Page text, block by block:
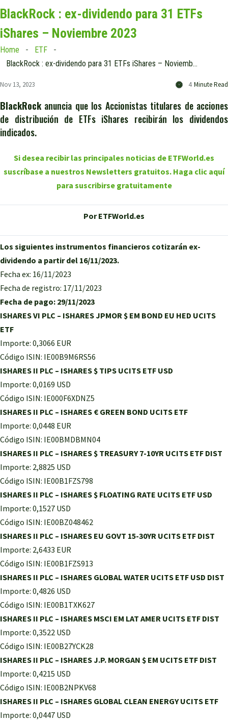
BlackRock : ex-dividendo para 31 ETFs
iShares – Noviembre 2023
Home
ETF
BlackRock : ex-dividendo para 31 ETFs iShares – Noviembre 2023
Nov 13, 2023 4 Minute Read
BlackRock anuncia que los Accionistas titulares de acciones
de distribución de ETFs iShares recibirán los dividendos
indicados.
Si desea recibir las principales noticias de ETFWorld.es
suscríbase a nuestros Newsletters gratuitos. Haga clic aquí
para suscribirse gratuitamente
Por ETFWorld.es
Los siguientes instrumentos financieros cotizarán ex-
dividendo a partir del 16/11/2023.
Fecha ex: 16/11/2023
Fecha de registro: 17/11/2023
Fecha de pago: 29/11/2023
ISHARES VI PLC – ISHARES JPMOR $ EM BOND EU HED UCITS
ETF
Importe: 0,3066 EUR
Código ISIN: IE00B9M6RS56
ISHARES II PLC – ISHARES $ TIPS UCITS ETF USD
Importe: 0,0169 USD
Código ISIN: IE000F6XDNZ5
ISHARES II PLC – ISHARES € GREEN BOND UCITS ETF
Importe: 0,0448 EUR
Código ISIN: IE00BMDBMN04
ISHARES II PLC – ISHARES $ TREASURY 7-10YR UCITS ETF DIST
Importe: 2,8825 USD
Código ISIN: IE00B1FZS798
ISHARES II PLC – ISHARES $ FLOATING RATE UCITS ETF USD
Importe: 0,1527 USD
Código ISIN: IE00BZ048462
ISHARES II PLC – ISHARES EU GOVT 15-30YR UCITS ETF DIST
Importe: 2,6433 EUR
Código ISIN: IE00B1FZS913
ISHARES II PLC – ISHARES GLOBAL WATER UCITS ETF USD DIST
Importe: 0,4826 USD
Código ISIN: IE00B1TXK627
ISHARES II PLC – ISHARES MSCI EM LAT AMER UCITS ETF DIST
Importe: 0,3522 USD
Código ISIN: IE00B27YCK28
ISHARES II PLC – ISHARES J.P. MORGAN $ EM UCITS ETF DIST
Importe: 0,4215 USD
Código ISIN: IE00B2NPKV68
ISHARES II PLC – ISHARES GLOBAL CLEAN ENERGY UCITS ETF
Importe: 0,0447 USD